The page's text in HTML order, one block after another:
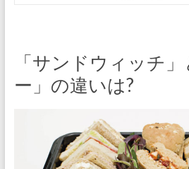
「サンドウィッチ
ー」の違いは?